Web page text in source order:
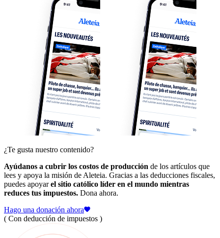
¿Te gusta nuestro contenido?
Ayúdanos a cubrir los costos de producción de los artículos que
lees y apoya la misión de Aleteia. Gracias a las deducciones fiscales,
puedes apoyarel sitio católico líder en el mundo mientras
reduces tus impuestos. Dona ahora.
Hago una donación ahora
( Con deducción de impuestos )